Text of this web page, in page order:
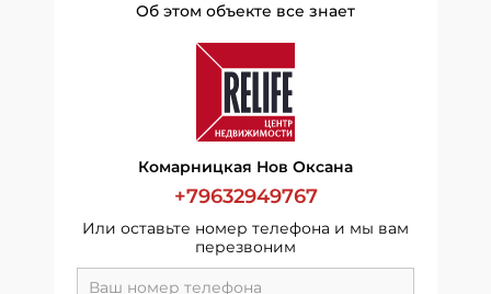
Об этом объекте все знает
Комарницкая Нов Оксана
+79632949767
Или оставьте номер телефона и мы вам
перезвоним